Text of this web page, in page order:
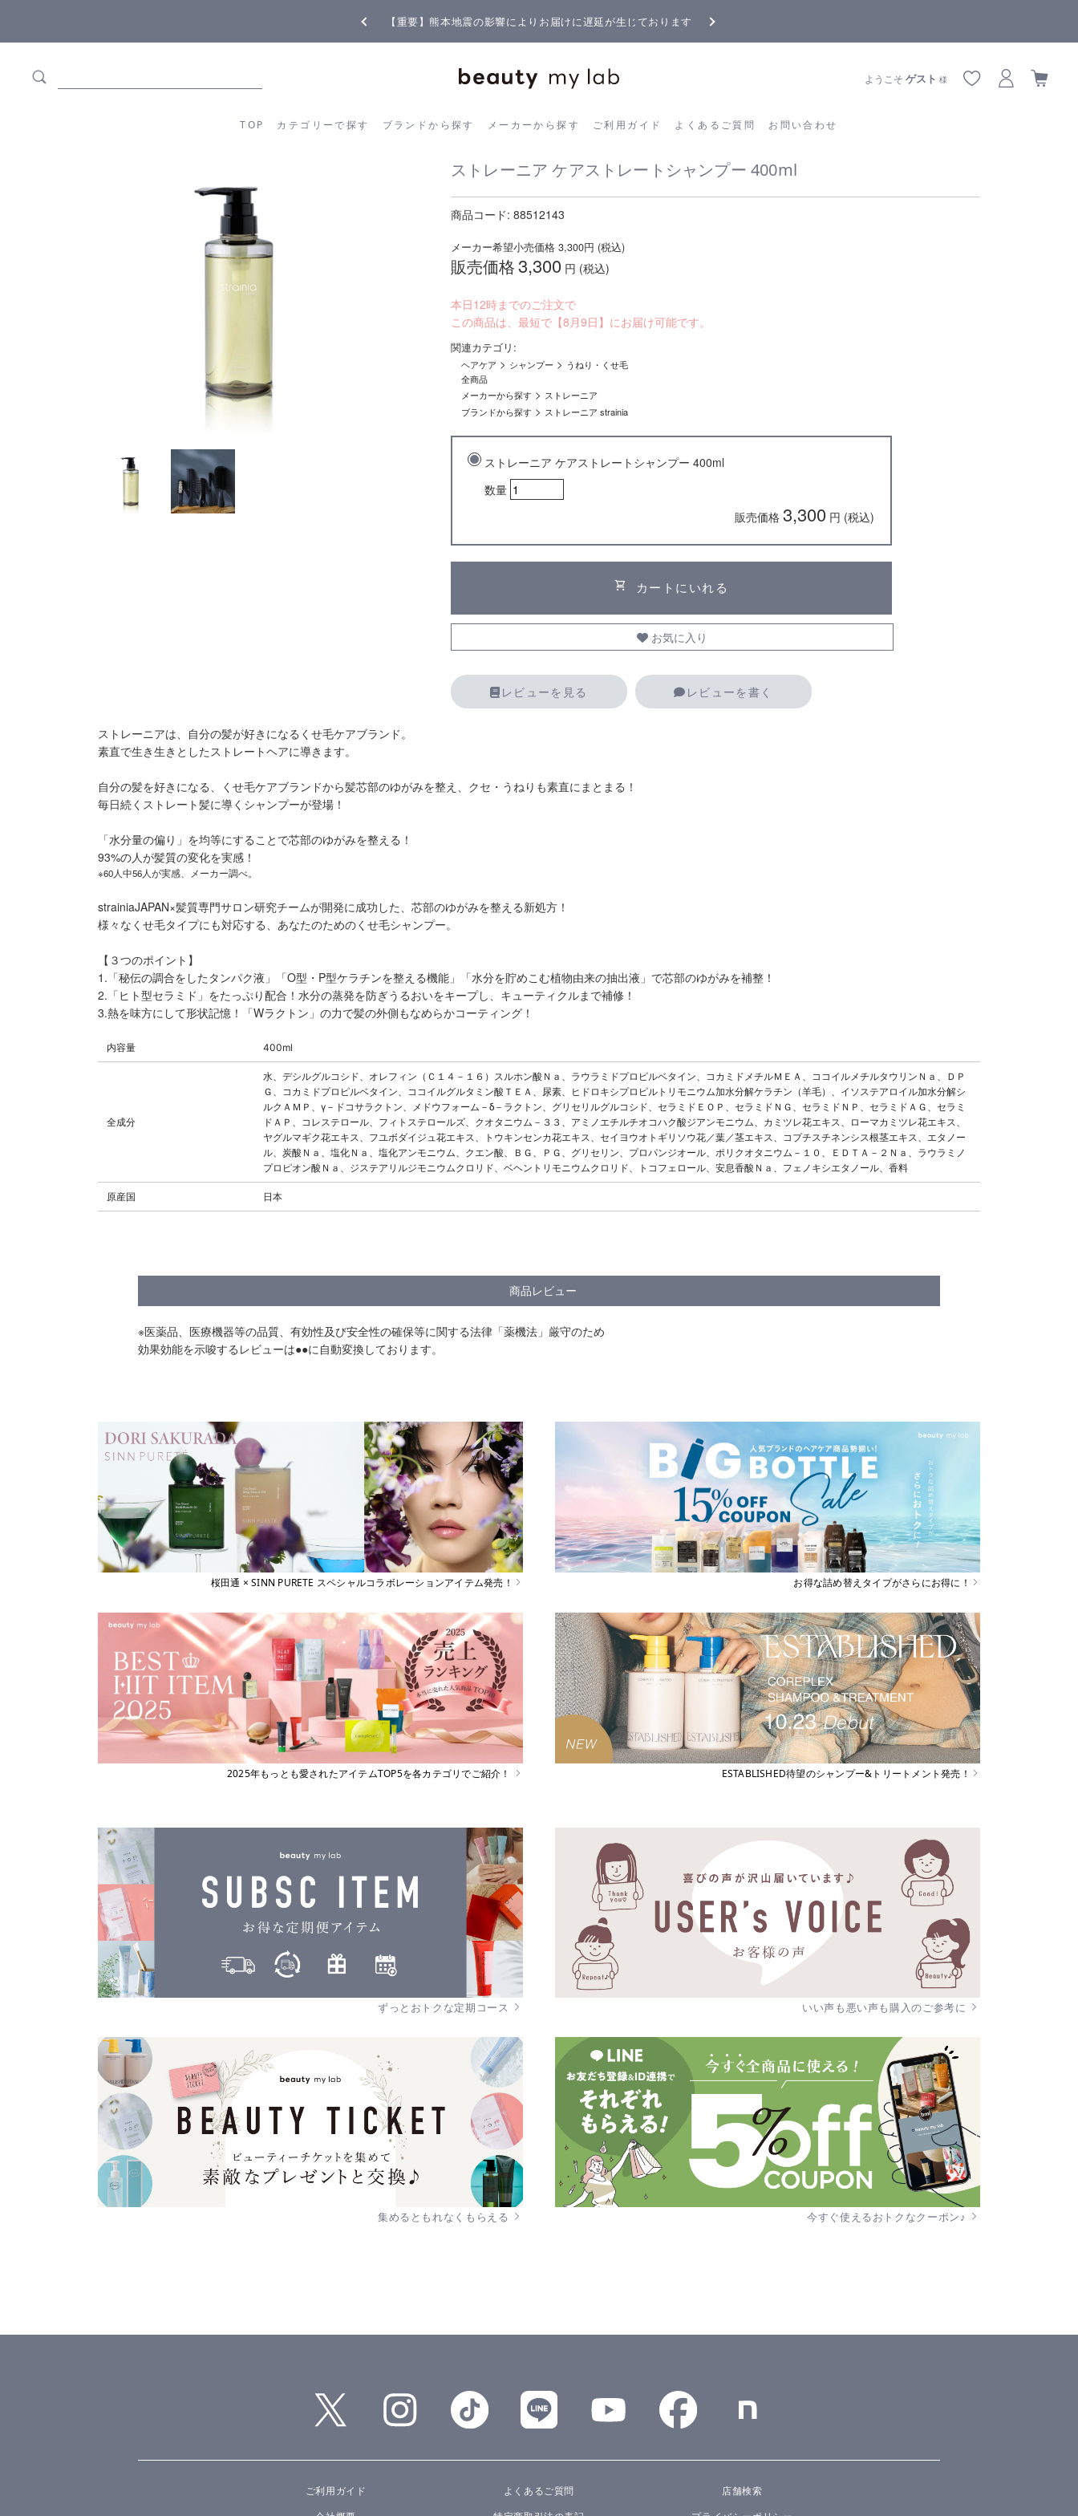
【重要】熊本地震の影響によりお届けに遅延が生じております
TOP カテゴリーで探す ブランドから探す メーカーから探す ご利用ガイド よくあるご質問 お問い合わせ
ようこそゲスト 様
カテゴリーから探す ブランドから探す メーカーから探す ご利用ガイド よくあるご質問
ストレーニア ケアストレートシャンプー 400ml
商品コード: 88512143
メーカー希望小売価格 3,300円 (税込)
販売価格3,300 円 (税込)
本日12時までのご注文で
この商品は、最短で【8月9日】にお届け可能です。
関連カテゴリ:
ヘアケア > シャンプー > うねり・くせ毛
全商品
メーカーから探す > ストレーニア
ブランドから探す > ストレーニア strainia
ストレーニア ケアストレートシャンプー 400ml
数量
販売価格 3,300 円 (税込)
shopping_cart カートにいれる
お気に入り
レビューを見る レビューを書く
ストレーニアは、自分の髪が好きになるくせ毛ケアブランド。
素直で生き生きとしたストレートヘアに導きます。
自分の髪を好きになる、くせ毛ケアブランドから髪芯部のゆがみを整え、クセ・うねりも素直にまとまる！
毎日続くストレート髪に導くシャンプーが登場！
「水分量の偏り」を均等にすることで芯部のゆがみを整える！
93%の人が髪質の変化を実感！
※60人中56人が実感、メーカー調べ。
strainiaJAPAN×髪質専門サロン研究チームが開発に成功した、芯部のゆがみを整える新処方！
様々なくせ毛タイプにも対応する、あなたのためのくせ毛シャンプー。
【３つのポイント】
1.「秘伝の調合をしたタンパク液」「O型・P型ケラチンを整える機能」「水分を貯めこむ植物由来の抽出液」で芯部のゆがみを補整！
2.「ヒト型セラミド」をたっぷり配合！水分の蒸発を防ぎうるおいをキープし、キューティクルまで補修！
3.熱を味方にして形状記憶！「Wラクトン」の力で髪の外側もなめらかコーティング！
内容量 400ml
全成分
水、デシルグルコシド、オレフィン（Ｃ１４－１６）スルホン酸Ｎａ、ラウラミドプロピルベタイン、コカミドメチルＭＥＡ、ココイルメチルタウリンＮａ、ＤＰ
Ｇ、コカミドプロピルベタイン、ココイルグルタミン酸ＴＥＡ、尿素、ヒドロキシプロピルトリモニウム加水分解ケラチン（羊毛）、イソステアロイル加水分解シ
ルクＡＭＰ、γ－ドコサラクトン、メドウフォーム－δ－ラクトン、グリセリルグルコシド、セラミドＥＯＰ、セラミドＮＧ、セラミドＮＰ、セラミドＡＧ、セラミ
ドＡＰ、コレステロール、フィトステロールズ、クオタニウム－３３、アミノエチルチオコハク酸ジアンモニウム、カミツレ花エキス、ローマカミツレ花エキス、
ヤグルマギク花エキス、フユボダイジュ花エキス、トウキンセンカ花エキス、セイヨウオトギリソウ花／葉／茎エキス、コプチスチネンシス根茎エキス、エタノー
ル、炭酸Ｎａ、塩化Ｎａ、塩化アンモニウム、クエン酸、ＢＧ、ＰＧ、グリセリン、プロパンジオール、ポリクオタニウム－１０、ＥＤＴＡ－２Ｎａ、ラウラミノ
プロピオン酸Ｎａ、ジステアリルジモニウムクロリド、ベヘントリモニウムクロリド、トコフェロール、安息香酸Ｎａ、フェノキシエタノール、香料
原産国 日本
商品レビュー
※医薬品、医療機器等の品質、有効性及び安全性の確保等に関する法律「薬機法」厳守のため
効果効能を示唆するレビューは●●に自動変換しております。
桜田通 × SINN PURETE スペシャルコラボレーションアイテム発売！ お得な詰め替えタイプがさらにお得に！
2025年もっとも愛されたアイテムTOP5を各カテゴリでご紹介！ ESTABLISHED待望のシャンプー&トリートメント発売！
ずっとおトクな定期コース いい声も悪い声も購入のご参考に
集めるともれなくもらえる 今すぐ使えるおトクなクーポン♪
ご利用ガイド よくあるご質問
店舗検索